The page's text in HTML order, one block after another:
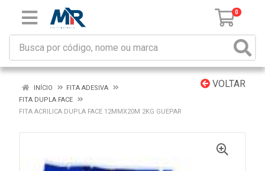
0
VOLTAR
INÍCIO
FITA ADESIVA
FITA DUPLA FACE
FITA ACRILICA DUPLA FACE 12MMX20M 2KG GUEPAR